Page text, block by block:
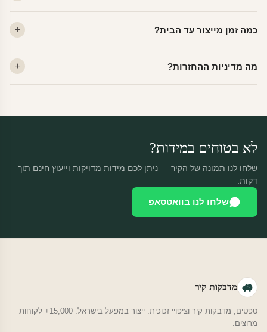
מתאים לקיר מטויח, גבס, קרמיקה וזכוכית.
כמה זמן מייצור עד הבית?
יוצאות באותו יום.
מה מדיניות ההחזרות?
לא בטוחים במידות?
שלחו לנו תמונה של הקיר — ניתן לכם מידות מדויקות וייעוץ חינם תוך
דקות.
שלחו לנו בוואטסאפ
מדבקות קיר
טפטים, מדבקות קיר וציפויי זכוכית. ייצור במפעל בישראל. 15,000+ לקוחות
מרוצים.